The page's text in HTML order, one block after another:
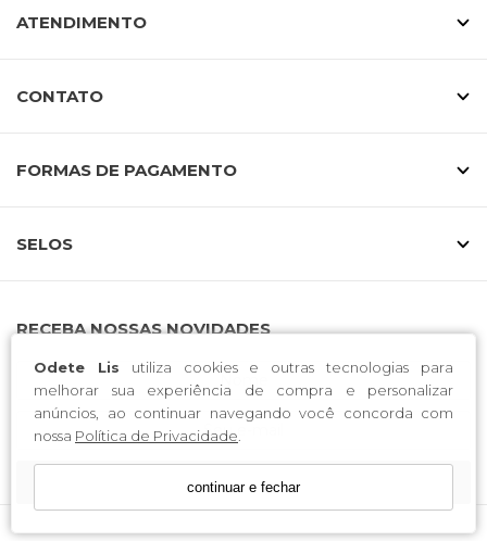
Odete Lis utiliza cookies e outras tecnologias para
melhorar sua experiência de compra e personalizar
anúncios, ao continuar navegando você concorda com
nossa Política de Privacidade
continuar e fechar
ATENDIMENTO
CONTATO
FORMAS DE PAGAMENTO
SELOS
RECEBA NOSSAS NOVIDADES
CADASTRE-SE